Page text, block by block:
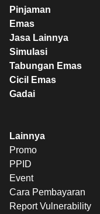
Pinjaman
Emas
Jasa Lainnya
Simulasi
Tabungan Emas
Cicil Emas
Gadai
Lainnya
Promo
PPID
Event
Cara Pembayaran
Report Vulnerability